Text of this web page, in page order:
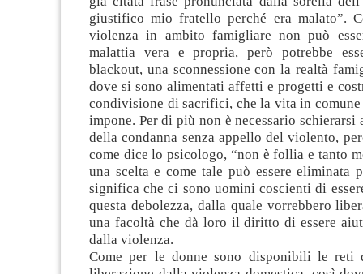
giustifico mio fratello perché era malato”.
violenza in ambito famigliare non può
malattia vera e propria, però potrebbe
blackout, una sconnessione con la realtà
dove si sono alimentati affetti e progetti e
condivisione di sacrifici, che la vita in
impone. Per di più non è necessario
della condanna senza appello del violento,
come dice lo psicologo, “non è follia e tanto
una scelta e come tale può essere eliminata
significa che ci sono uomini coscienti di
questa debolezza, dalla quale vorrebbero
una facoltà che dà loro il diritto di essere
dalla violenza.
Come per le donne sono disponibili le reti